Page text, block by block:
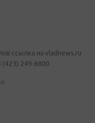
ссылка на vladnews.ru
(423) 249-8800